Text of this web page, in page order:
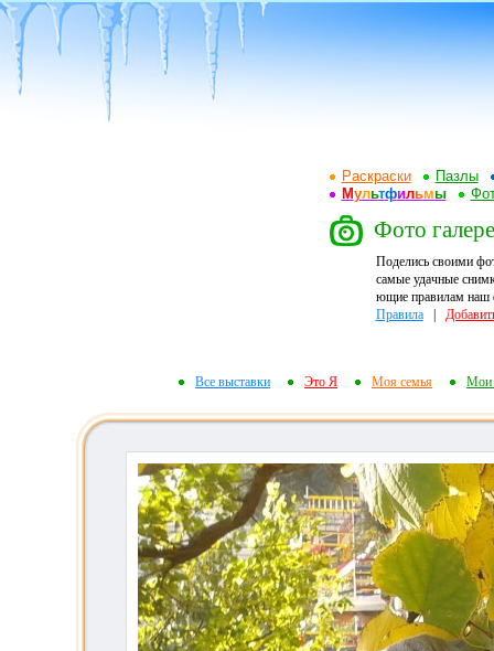
Раскраски
Пазлы
Мультфильмы
Фото
Поделись своими
самые удачные
ющие правилам наш
Правила|
Все выставки Это Я Моя семья Мои